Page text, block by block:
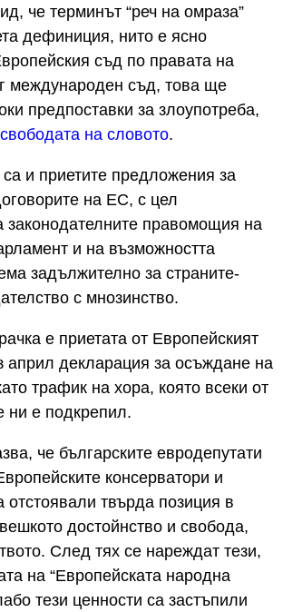
че терминът “реч на омраза”
дефиниция, нито е ясно
съд по правата на
международен съд, това ще
предпоставки за злоупотреба,
свободата на словото.
и приетите предложения за
на ЕС, с цел
законодателните правомощия на
и на възможността
задължително за страните-
с мнозинство.
е приетата от Европейският
април декларация за осъждане на
трафик на хора, която всеки от
ни е подкрепил.
че българските евродепутати
консерватори и
отстоявали твърда позиция в
достойнство и свобода,
След тях се нареждат тези,
на “Европейската народна
тези ценности са застъпили